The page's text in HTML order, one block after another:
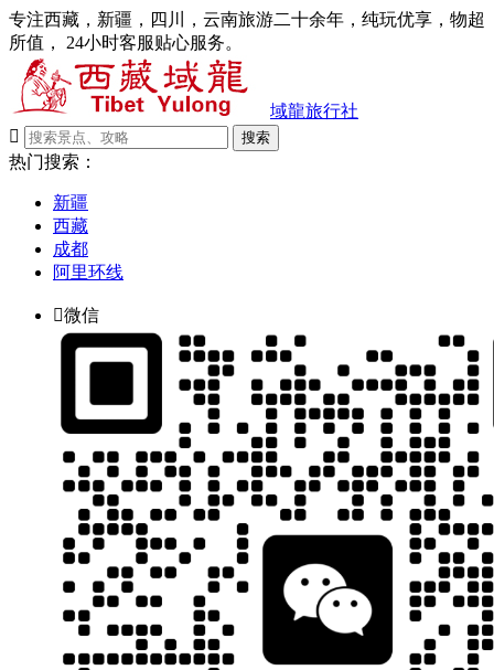
专注西藏，新疆，四川，云南旅游二十余年，纯玩优享，物超
所值， 24小时客服贴心服务。
域龍旅行社

搜索
热门搜索：
新疆
西藏
成都
阿里环线
微信